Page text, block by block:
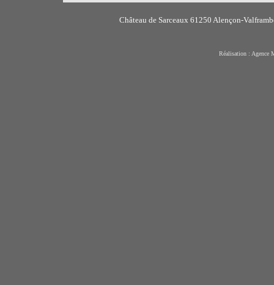
Château de Sarceaux 61250 Alençon-
Réalisation : Agence